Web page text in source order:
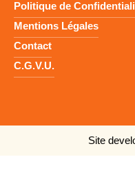
Politique de
Mentions Légales
Contact
C.G.V.U.
Site